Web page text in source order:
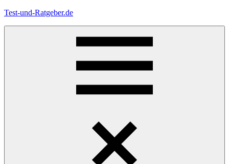
Zum
Test-und-Ratgeber.de